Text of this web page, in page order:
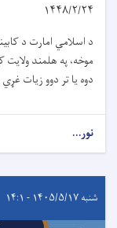
۱۴۴۸/۲/۲۴
د اسلامي امارت د
موخه، په هلمند
دوه یا تر دوو زیات
نور...
شنبه ۱۴۰۵/۵/۱۷ - ۱۴:۱